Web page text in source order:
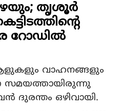
തൃശൂര്‍
റോഡില്‍
വാഹനങ്ങളും
സമയത്തായിരുന്നു
ദുരന്തം ഒഴിവായി.